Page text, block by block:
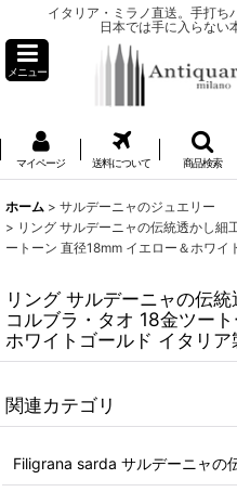
イタリア・ミラノ直送。手打ち
日本では手に入らない
メニュー
マイページ 送料について 商品検索
ホーム > サルデーニャのジュエリー
> リング サルデーニャの伝統透かし細
ートーン 直径18mm イエロー＆ホワイ
リング サルデーニャの伝
コルブラ・タオ 18金ツー
ホワイトゴールド イタリア
関連カテゴリ
Filigrana sarda サルデーニャの